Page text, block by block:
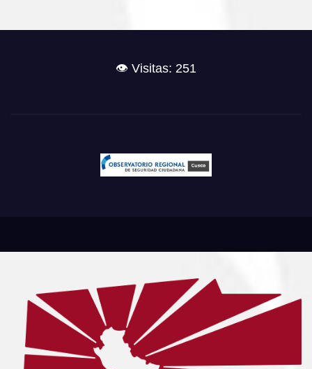
👁️ Visitas: 251